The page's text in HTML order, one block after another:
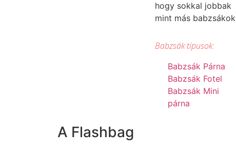
hogy sokkal jobbak
mint más babzsákok
Babzsák típusok:
Babzsák Párna
Babzsák Fotel
Babzsák Mini
párna
A Flashbag